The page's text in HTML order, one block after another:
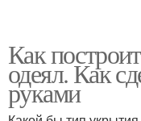
Как
одеял. Как
руками